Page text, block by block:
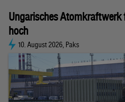
Ungarisches Atomkraftwerk
hoch
10. August 2026, Paks